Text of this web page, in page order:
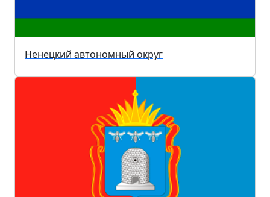
Ненецкий автономный округ